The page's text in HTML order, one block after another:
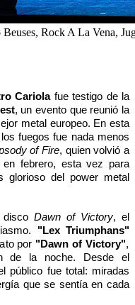
Rock A La Vena,
Cariolafue testigo de la
, un evento que reunió la
metal europeo. En esta
fuegos fue nada menos
of Fire, quien volvió a
febrero, esta vez para
glorioso del power metal
discoDawn of Victory, el
"Lex Triumphans"
por "Dawn of Victory",
de la noche. Desde el
público fue total: miradas
que se sentía en cada